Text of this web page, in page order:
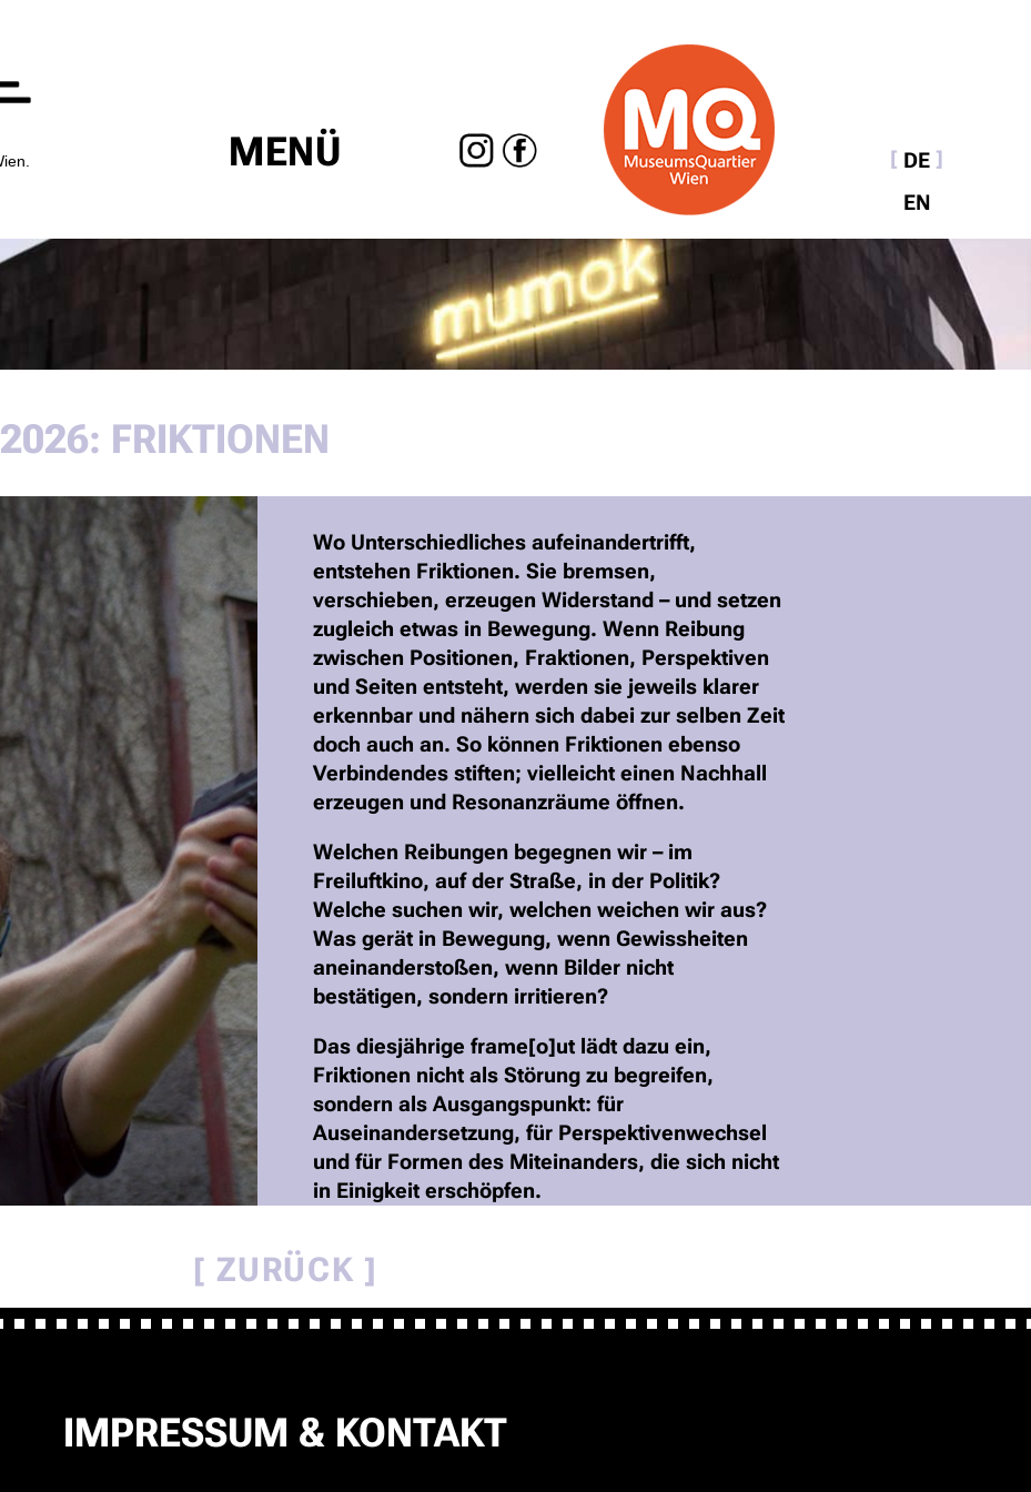
DE
EN
MENÜ
überspringen
FRIKTIONEN
Wo Unterschiedliches aufeinandertrifft,
entstehen Friktionen. Sie bremsen,
verschieben, erzeugen Widerstand – und setzen
zugleich etwas in Bewegung. Wenn Reibung
zwischen Positionen, Fraktionen, Perspektiven
und Seiten entsteht, werden sie jeweils klarer
erkennbar und nähern sich dabei zur selben Zeit
doch auch an. So können Friktionen ebenso
Verbindendes stiften; vielleicht einen Nachhall
erzeugen und Resonanzräume öffnen.
Welchen Reibungen begegnen wir – im
Freiluftkino, auf der Straße, in der Politik?
Welche suchen wir, welchen weichen wir aus?
Was gerät in Bewegung, wenn Gewissheiten
aneinanderstoßen, wenn Bilder nicht
bestätigen, sondern irritieren?
Das diesjährige frame[o]ut lädt dazu ein,
Friktionen nicht als Störung zu begreifen,
sondern als Ausgangspunkt: für
Auseinandersetzung, für Perspektivenwechsel
und für Formen des Miteinanders, die sich nicht
in Einigkeit erschöpfen.
ZURÜCK
IMPRESSUM & KONTAKT